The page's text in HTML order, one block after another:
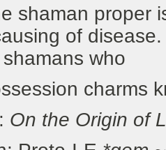
shaman proper
of
who
charms
On the Origin of